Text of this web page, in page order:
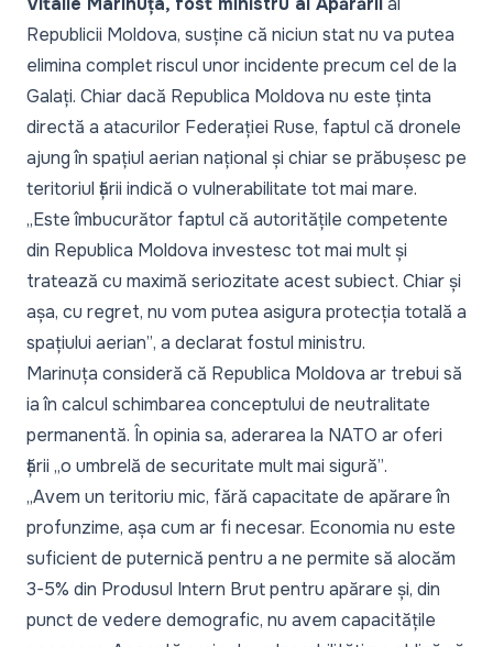
Republicii Moldova, susține că niciun stat nu va putea
elimina complet riscul unor incidente precum cel de la
Galați. Chiar dacă Republica Moldova nu este ținta
directă a atacurilor Federației Ruse, faptul că dronele
ajung în spațiul aerian național și chiar se prăbușesc pe
teritoriul țării indică o vulnerabilitate tot mai mare.
„Este îmbucurător faptul că autoritățile competente
din Republica Moldova investesc tot mai mult și
tratează cu maximă seriozitate acest subiect. Chiar și
așa, cu regret, nu vom putea asigura protecția totală a
spațiului aerian”, a declarat fostul ministru.
Marinuța consideră că Republica Moldova ar trebui să
ia în calcul schimbarea conceptului de neutralitate
permanentă. În opinia sa, aderarea la NATO ar oferi
țării „o umbrelă de securitate mult mai sigură”.
„Avem un teritoriu mic, fără capacitate de apărare în
profunzime, așa cum ar fi necesar. Economia nu este
suficient de puternică pentru a ne permite să alocăm
3-5% din Produsul Intern Brut pentru apărare și, din
punct de vedere demografic, nu avem capacitățile